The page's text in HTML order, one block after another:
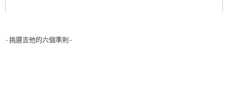
-挑選吉他的六個準則-